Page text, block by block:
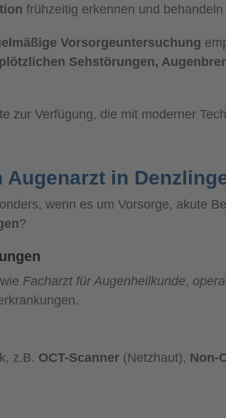
frühzeitig erkennen und behandeln
Vorsorgeuntersuchung
plötzlichen Sehstörungen,
zur Verfügung, die mit moderner
in
wenn es um Vorsorge, akute
?
Facharzt für Augenheilkunde,
z.B. OCT-Scanner (Netzhaut), Non-